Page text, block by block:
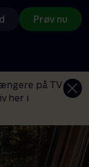
Prøv nu
på TV
her i